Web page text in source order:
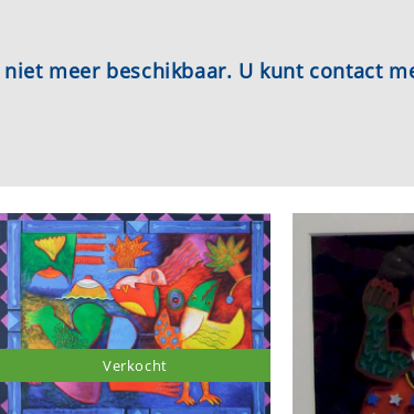
meer beschikbaar. U kunt contact
Verkocht